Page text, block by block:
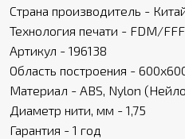
Страна производитель -
Технология печати - FDM/FFF
Артикул - 196138
Область построения -
Материал - ABS, Nylon
Диаметр нити, мм - 1,75
Гарантия - 1 год